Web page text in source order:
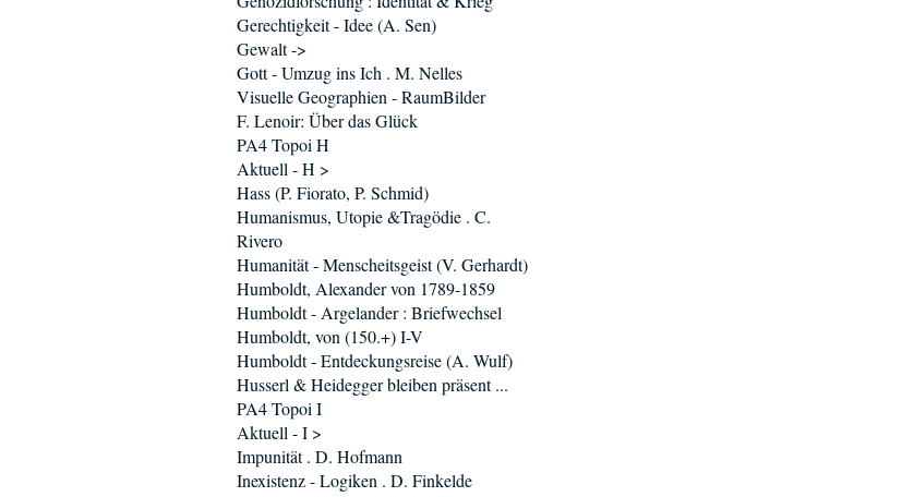
Gerechtigkeit - Idee (A. Sen)
Gewalt ->
Gott - Umzug ins Ich . M. Nelles
Visuelle Geographien - RaumBilder
F. Lenoir: Über das Glück
PA4 Topoi H
Aktuell - H >
Hass (P. Fiorato, P. Schmid)
Humanismus, Utopie &Tragödie . C.
Rivero
Humanität - Menscheitsgeist (V. Gerhardt)
Humboldt, Alexander von 1789-1859
Humboldt - Argelander : Briefwechsel
Humboldt, von (150.+) I-V
Humboldt - Entdeckungsreise (A. Wulf)
Husserl & Heidegger bleiben präsent ...
PA4 Topoi I
Aktuell - I >
Impunität . D. Hofmann
Inexistenz - Logiken . D. Finkelde